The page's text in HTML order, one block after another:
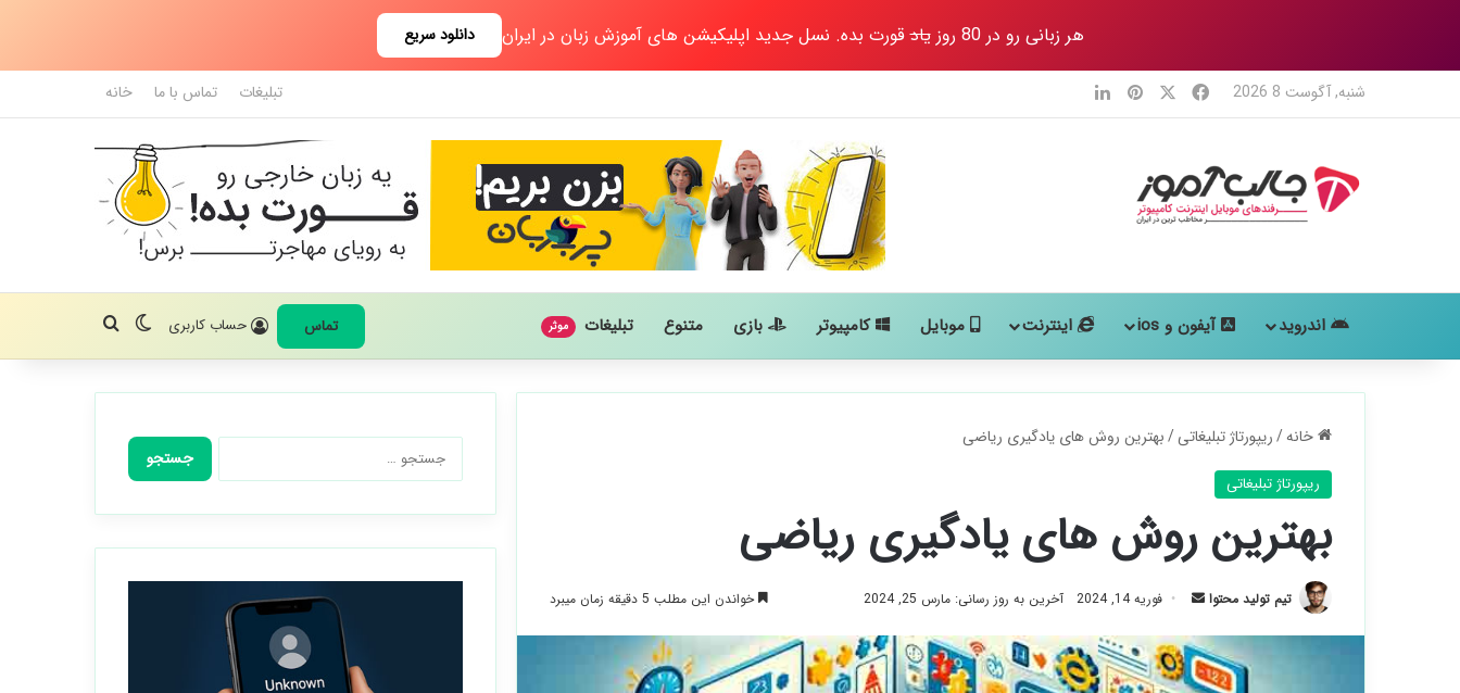
هر زبانی رو در 80 روز یادقورت بده. نسل جدید اپلیکیشن های آموزش زبان در ایران دانلود سریع
شنبه, آگوست 8 2026 فیس بوک‫پین‌ترست
لینکدین تبلیغات تماس با ما خانه
اندروید آیفون و ios اینترنت موبایل کامپیوتر بازی متنوع تبلیغات موثر تماس حساب کاربری تغییر پوسته
جستجو برای
خانه/ریپورتاژ تبلیغاتی/بهترین روش های یادگیری ریاضی
ریپورتاژ تبلیغاتی
بهترین روش های یادگیری ریاضی
تیم تولید محتوا
ارسال فوریه 14, 2024 آخرین به روز رسانی: مارس 25, 2024 خواندن این مطلب 5 دقیقه زمان میبرد
جستجو
برای: